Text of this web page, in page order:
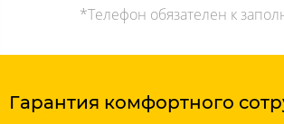
*Телефон обязателен к
Гарантия комфортного